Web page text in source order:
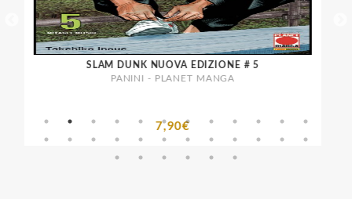
SLAM DUNK NUOVA EDIZIONE # 5
PANINI - PLANET MANGA
7,90€